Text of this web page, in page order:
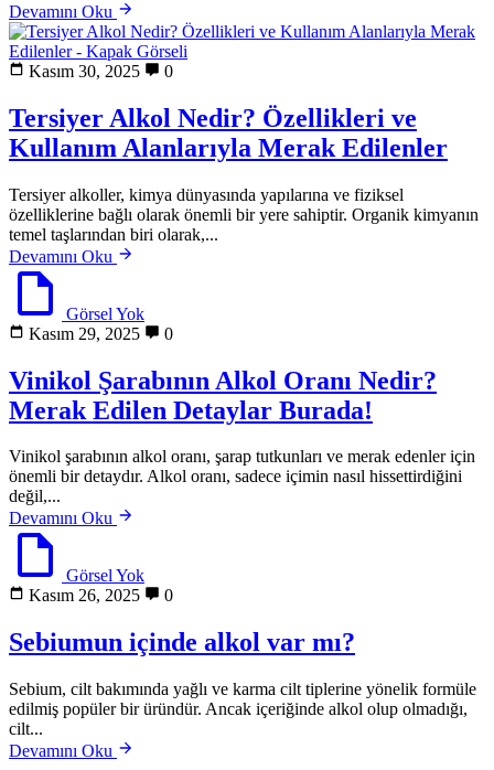
Devamını Oku
Kasım 30, 2025 0
Tersiyer Alkol Nedir? Özellikleri ve
Kullanım Alanlarıyla Merak Edilenler
Tersiyer alkoller, kimya dünyasında yapılarına ve fiziksel
özelliklerine bağlı olarak önemli bir yere sahiptir. Organik kimyanın
temel taşlarından biri olarak,...
Devamını Oku
Görsel Yok
Kasım 29, 2025
0
Vinikol Şarabının Alkol Oranı Nedir?
Merak Edilen Detaylar Burada!
Vinikol şarabının alkol oranı, şarap tutkunları ve merak edenler için
önemli bir detaydır. Alkol oranı, sadece içimin nasıl hissettirdiğini
değil,...
Devamını Oku
Görsel Yok
Kasım 26, 2025
0
Sebiumun içinde alkol var mı?
Sebium, cilt bakımında yağlı ve karma cilt tiplerine yönelik formüle
edilmiş popüler bir üründür. Ancak içeriğinde alkol olup olmadığı,
cilt...
Devamını Oku